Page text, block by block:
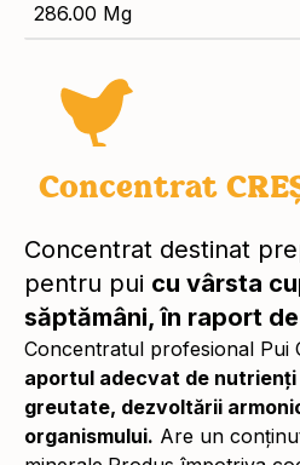
286.00 Mg
Concentrat
Concentrat destinat
pentru pui cu vârsta
săptămâni, în raport
Concentratul profesional Pui
aportul adecvat de
greutate, dezvoltării
organismului. Are un